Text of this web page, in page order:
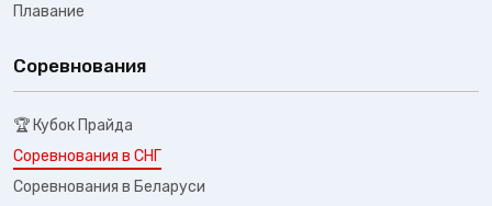
Плавание
Соревнования
🏆 Кубок Прайда
Соревнования в СНГ
Соревнования в Беларуси